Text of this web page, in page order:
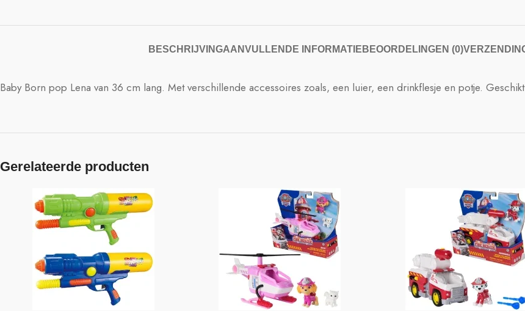
BESCHRIJVINGAANVULLENDE INFORMATIE BEOORDELINGEN (0)
Baby Born pop Lena van 36 cm lang. Met verschillende accessoires zoals, een luier, een drinkflesje en potje.
Gerelateerde producten